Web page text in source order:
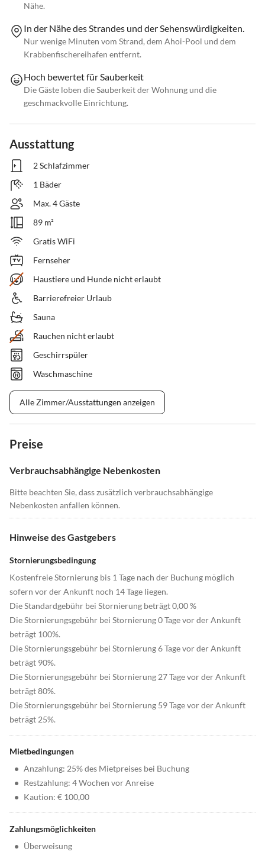
Nähe.
In der Nähe des Strandes und der Sehenswürdigkeiten.
Nur wenige Minuten vom Strand, dem Ahoi-Pool und dem
Krabbenfischereihafen entfernt.
Hoch bewertet für Sauberkeit
Die Gäste loben die Sauberkeit der Wohnung und die
geschmackvolle Einrichtung.
Ausstattung
2 Schlafzimmer
1 Bäder
Max. 4 Gäste
89 m²
Gratis WiFi
Fernseher
Haustiere und Hunde nicht erlaubt
Barrierefreier Urlaub
Sauna
Rauchen nicht erlaubt
Geschirrspüler
Waschmaschine
Alle Zimmer/Ausstattungen anzeigen
Preise
Verbrauchsabhängige Nebenkosten
Bitte beachten Sie, dass zusätzlich verbrauchsabhängige
Nebenkosten anfallen können.
Hinweise des Gastgebers
Stornierungsbedingung
Kostenfreie Stornierung bis 1 Tage nach der Buchung möglich
sofern vor der Ankunft noch 14 Tage liegen.
Die Standardgebühr bei Stornierung beträgt 0,00 %
Die Stornierungsgebühr bei Stornierung 0 Tage vor der Ankunft
beträgt 100%.
Die Stornierungsgebühr bei Stornierung 6 Tage vor der Ankunft
beträgt 90%.
Die Stornierungsgebühr bei Stornierung 27 Tage vor der Ankunft
beträgt 80%.
Die Stornierungsgebühr bei Stornierung 59 Tage vor der Ankunft
beträgt 25%.
Mietbedingungen
• Anzahlung: 25% des Mietpreises bei Buchung
• Restzahlung: 4 Wochen vor Anreise
• Kaution: € 100,00
Zahlungsmöglichkeiten
• Überweisung